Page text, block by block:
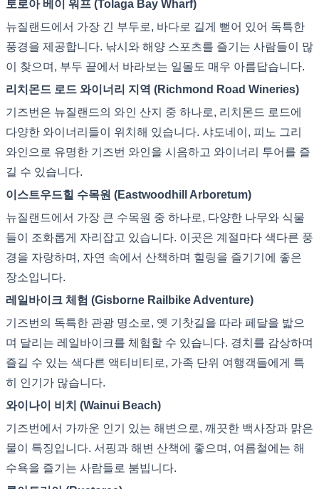
토로아 베이 워프 (Tolaga Bay Wharf)
뉴질랜드에서 가장 긴 부두로, 바다로 길게 뻗어 있어 독특한
풍경을 제공합니다. 낚시와 해양 스포츠를 즐기는 사람들이 많
이 찾으며, 부두 끝에서 바라보는 일몰도 매우 아름답습니다.
리치몬드 로드 와이너리 지역 (Richmond Road Wineries)
기즈번은 뉴질랜드의 와인 산지 중 하나로, 리치몬드 로드에
다양한 와이너리들이 위치해 있습니다. 샤도네이, 피노 그리
와인으로 유명한 기즈번 와인을 시음하고 와이너리 투어를 즐
길 수 있습니다.
이스트우드힐 수목원 (Eastwoodhill Arboretum)
뉴질랜드에서 가장 큰 수목원 중 하나로, 다양한 나무와 식물
들이 조화롭게 자리잡고 있습니다. 이곳은 계절마다 색다른 풍
경을 자랑하며, 자연 속에서 산책하며 힐링을 즐기기에 좋은
장소입니다.
레일바이크 체험 (Gisborne Railbike Adventure)
기즈번의 독특한 관광 명소로, 옛 기찻길을 따라 페달을 밟으
며 달리는 레일바이크를 체험할 수 있습니다. 경치를 감상하며
즐길 수 있는 색다른 액티비티로, 가족 단위 여행객들에게 특
히 인기가 많습니다.
와이나이 비치 (Wainui Beach)
기즈번에서 가까운 인기 있는 해변으로, 깨끗한 백사장과 맑은
물이 특징입니다. 서핑과 해변 산책에 좋으며, 여름철에는 해
수욕을 즐기는 사람들로 붐빕니다.